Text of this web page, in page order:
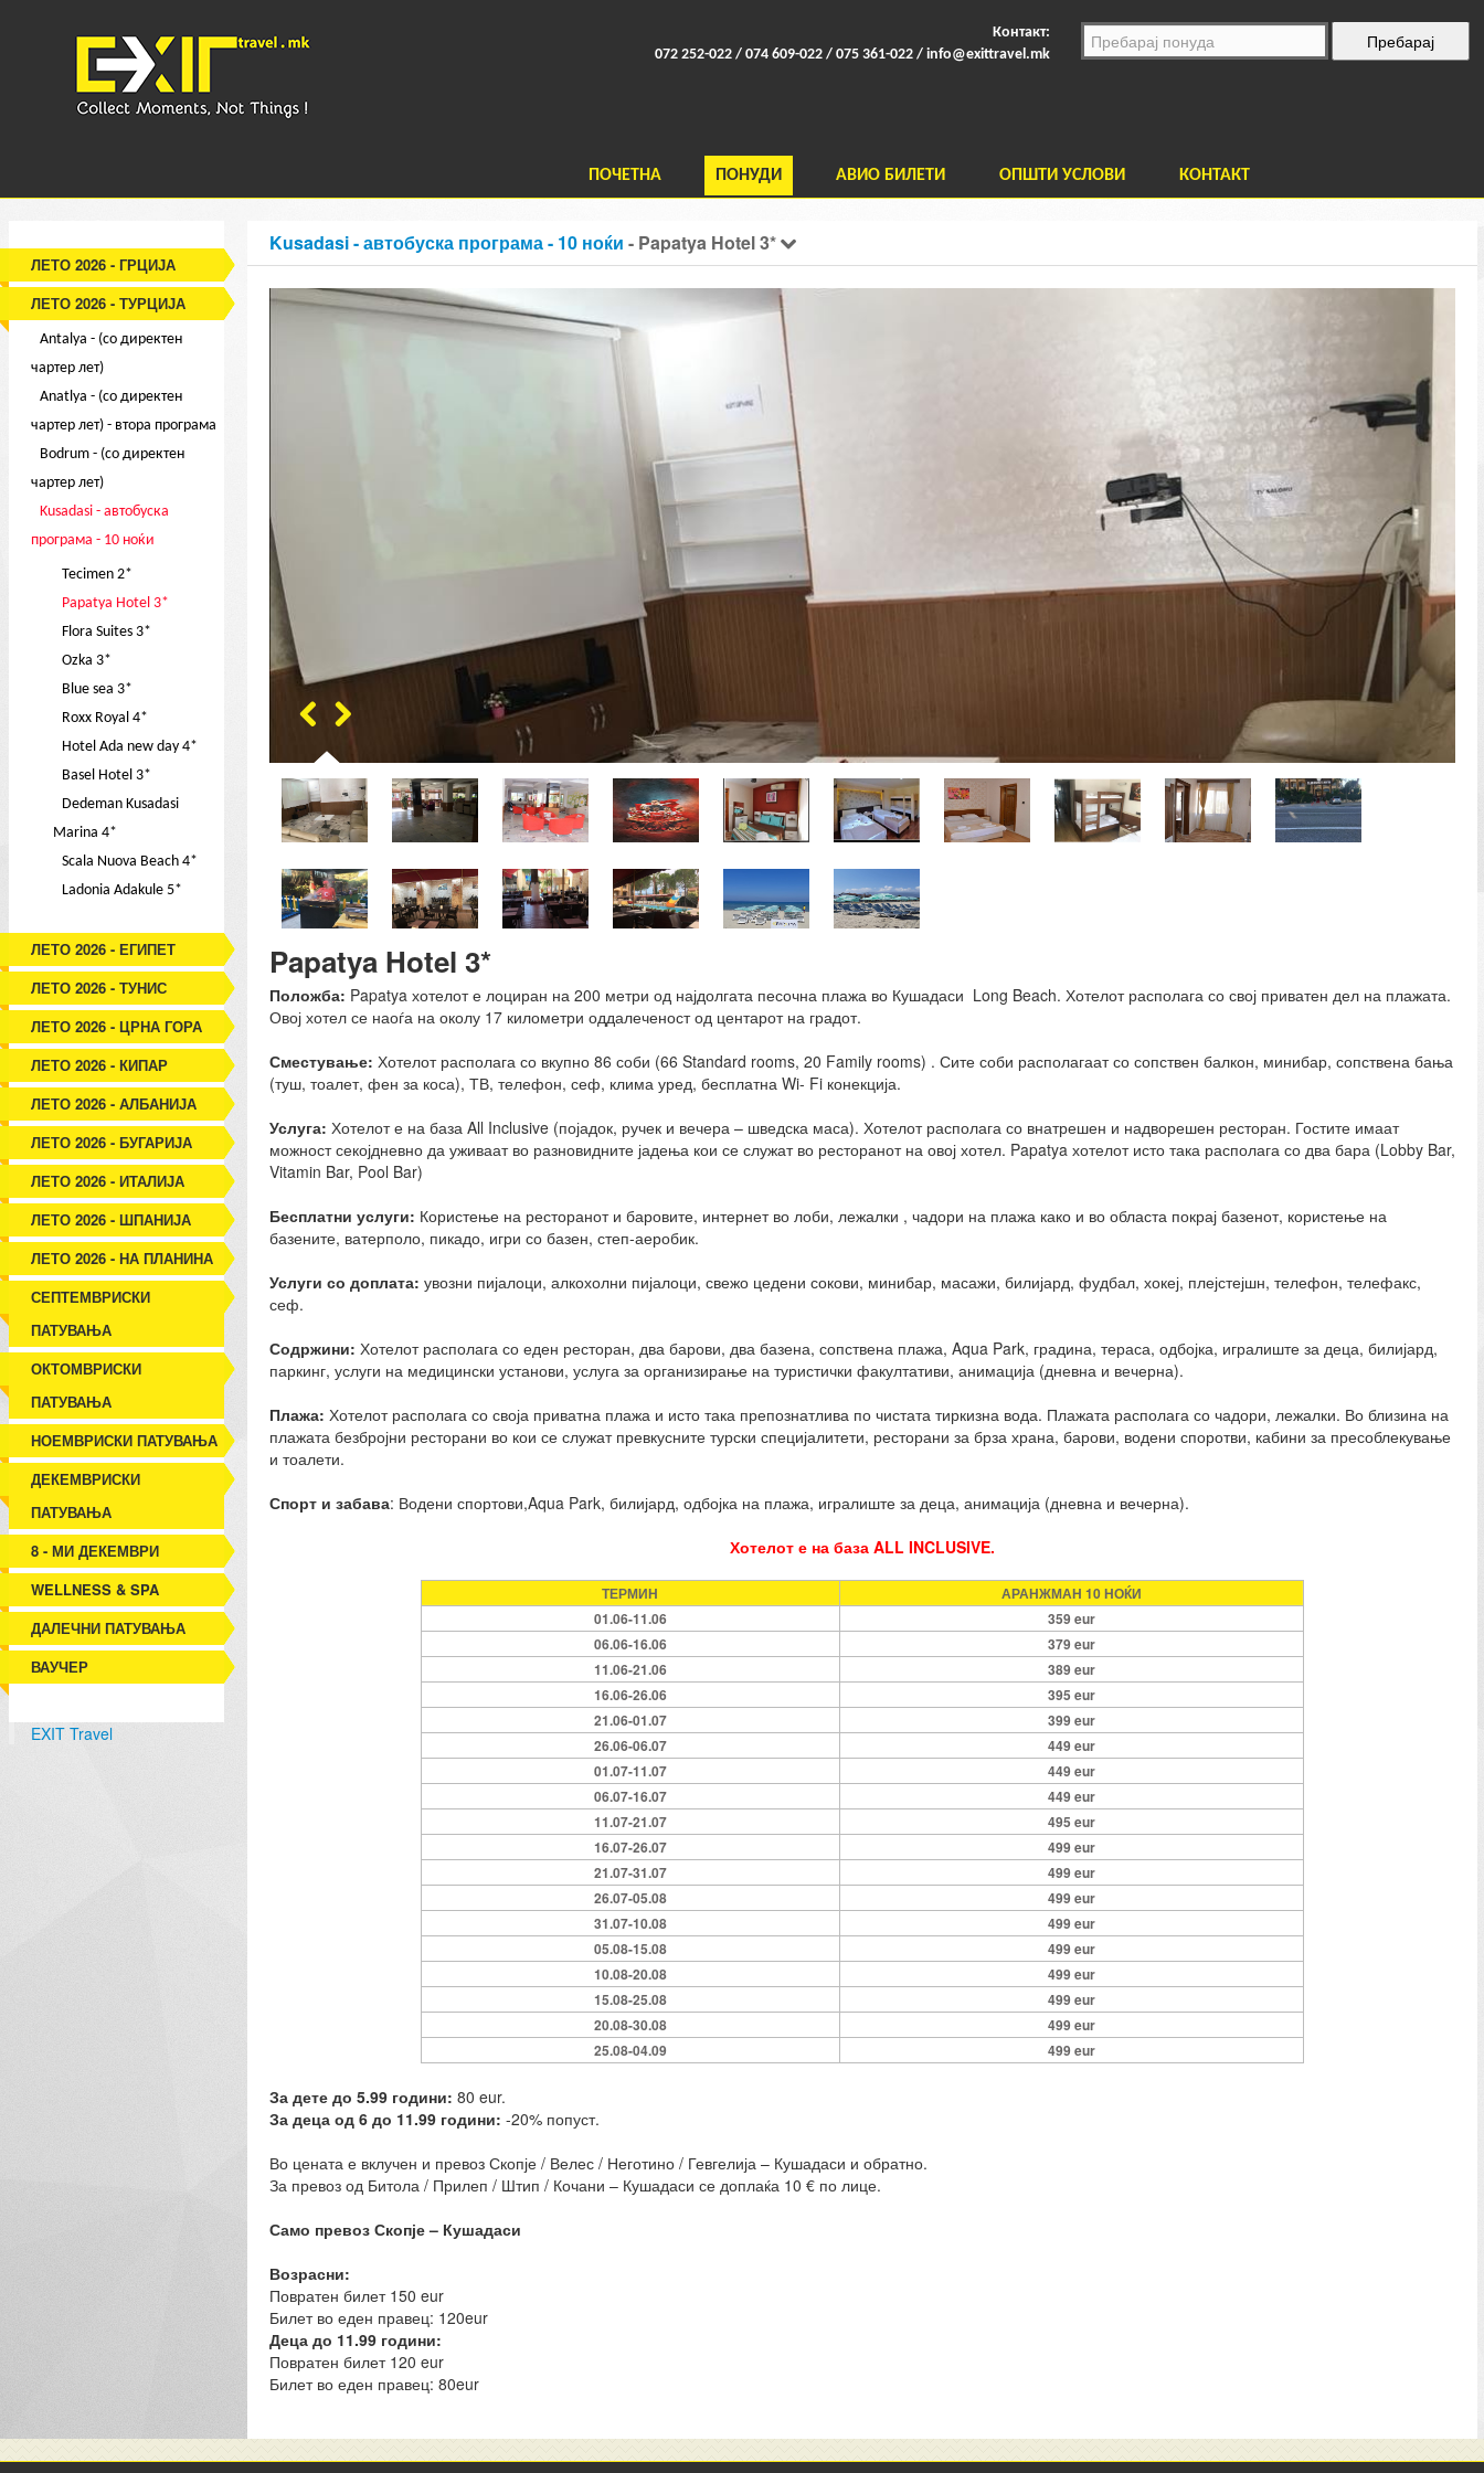
Контакт:
072 252-022 / 074 609-022 / 075 361-022 / info@exittravel.mk
ПОЧЕТНА ПОНУДИ АВИО БИЛЕТИ ОПШТИ УСЛОВИ КОНТАКТ
ЛЕТО 2026 - ГРЦИЈА
ЛЕТО 2026 - ТУРЦИЈА
Antalya - (со директен
чартер лет)
Anatlya - (со директен
чартер лет) - втора програма
Bodrum - (со директен
чартер лет)
Kusadasi - автобуска
програма - 10 ноќи
Tecimen 2*
Papatya Hotel 3*
Flora Suites 3*
Ozka 3*
Blue sea 3*
Roxx Royal 4*
Hotel Ada new day 4*
Basel Hotel 3*
Dedeman Kusadasi
Marina 4*
Scala Nuova Beach 4*
Ladonia Adakule 5*
ЛЕТО 2026 - ЕГИПЕТ
ЛЕТО 2026 - ТУНИС
ЛЕТО 2026 - ЦРНА ГОРА
ЛЕТО 2026 - КИПАР
ЛЕТО 2026 - АЛБАНИЈА
ЛЕТО 2026 - БУГАРИЈА
ЛЕТО 2026 - ИТАЛИЈА
ЛЕТО 2026 - ШПАНИЈА
ЛЕТО 2026 - НА ПЛАНИНА
СЕПТЕМВРИСКИ
ПАТУВАЊА
ОКТОМВРИСКИ
ПАТУВАЊА
НОЕМВРИСКИ ПАТУВАЊА
ДЕКЕМВРИСКИ
ПАТУВАЊА
8 - МИ ДЕКЕМВРИ
WELLNESS & SPA
ДАЛЕЧНИ ПАТУВАЊА
ВАУЧЕР
EXIT Travel
Kusadasi - автобуска програма - 10 ноќи - Papatya Hotel 3*
Papatya Hotel 3*
Положба: Papatya хотелот е лоциран на 200 метри од најдолгата песочна плажа во Кушадаси Long Beach. Хотелот располага со свој приватен дел на плажата.
Овој хотел се наоѓа на околу 17 километри оддалеченост од центарот на градот.
Сместување: Хотелот располага со вкупно 86 соби (66 Standard rooms, 20 Family rooms) . Сите соби располагаат со сопствен балкон, минибар, сопствена бања
(туш, тоалет, фен за коса), ТВ, телефон, сеф, клима уред, бесплатна Wi- Fi конекција.
Услуга: Хотелот е на база All Inclusive (појадок, ручек и вечера – шведска маса). Хотелот располага со внатрешен и надворешен ресторан. Гостите имаат
можност секојдневно да уживаат во разновидните јадења кои се служат во ресторанот на овој хотел. Papatya хотелот исто така располага со два бара (Lobby Bar,
Vitamin Bar, Pool Bar)
Бесплатни услуги: Користење на ресторанот и баровите, интернет во лоби, лежалки , чадори на плажа како и во областа покрај базенот, користење на
базените, ватерполо, пикадо, игри со базен, степ-аеробик.
Услуги со доплата: увозни пијалоци, алкохолни пијалоци, свежо цедени сокови, минибар, масажи, билијард, фудбал, хокеј, плејстејшн, телефон, телефакс,
сеф.
Содржини: Хотелот располага со еден ресторан, два барови, два базена, сопствена плажа, Aqua Park, градина, тераса, одбојка, игралиште за деца, билијард,
паркинг, услуги на медицински установи, услуга за организирање на туристички факултативи, анимација (дневна и вечерна).
Плажа: Хотелот располага со своја приватна плажа и исто така препознатлива по чистата тиркизна вода. Плажата располага со чадори, лежалки. Во близина на
плажата безбројни ресторани во кои се служат превкусните турски специјалитети, ресторани за брза храна, барови, водени споротви, кабини за пресоблекување
и тоалети.
Спорт и забава: Водени спортови,Aqua Park, билијард, одбојка на плажа, игралиште за деца, анимација (дневна и вечерна).
Хотелот е на база ALL INCLUSIVE.
ТЕРМИН
АРАНЖМАН 10 НОЌИ
01.06-11.06
359 eur
06.06-16.06
379 eur
11.06-21.06
389 eur
16.06-26.06
395 eur
21.06-01.07
399 eur
26.06-06.07
449 eur
01.07-11.07
449 eur
06.07-16.07
449 eur
11.07-21.07
495 eur
16.07-26.07
499 eur
21.07-31.07
499 eur
26.07-05.08
499 eur
31.07-10.08
499 eur
05.08-15.08
499 eur
10.08-20.08
499 eur
15.08-25.08
499 eur
20.08-30.08
499 eur
25.08-04.09
499 eur
За дете до 5.99 години: 80 eur.
За деца од 6 до 11.99 години: -20% попуст.
Во цената е вклучен и превоз Скопје / Велес / Неготино / Гевгелија – Кушадаси и обратно.
За превоз од Битола / Прилеп / Штип / Кочани – Кушадаси се доплаќа 10 € по лице.
Само превоз Скопје – Кушадаси
Возрасни:
Повратен билет 150 eur
Билет во еден правец: 120eur
Деца до 11.99 години:
Повратен билет 120 eur
Билет во еден правец: 80eur